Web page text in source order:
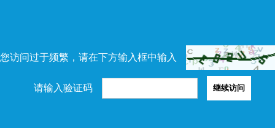
访问过于频繁，请在下方输入框中输入
请输入验证码 继续访问